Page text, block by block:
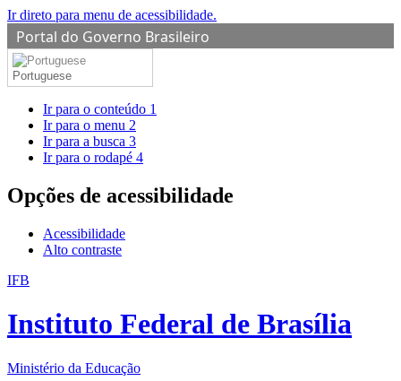
Ir direto para menu de acessibilidade.
Portal do Governo Brasileiro
Portuguese
Ir para o conteúdo 1
Ir para o menu 2
Ir para a busca 3
Ir para o rodapé 4
Opções de acessibilidade
Acessibilidade
Alto contraste
IFB
Instituto Federal de Brasília
Ministério da Educação